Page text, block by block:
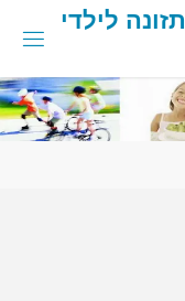
תזונה לילדי